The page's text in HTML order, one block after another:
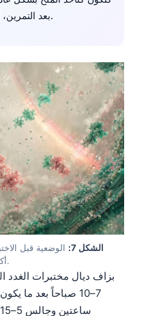
بعد التمرين، التعرق، وأسبوع قليل الصوديوم.
الشكل 7:
الوضعية قبل
أكثر مما كيتوقع بزاف ديال المرضى.
بزاف ديال مختبرات الغدد
7–10 صباحاً بعد